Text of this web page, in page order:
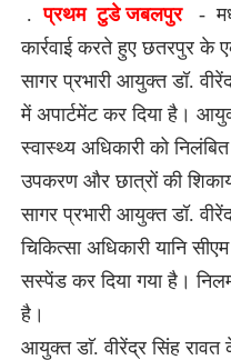
.प्रथमटुडे जबलपुर -
कार्रवाई करते हुए छतरपुर के
सागर प्रभारी आयुक्त डॉ.
में अपार्टमेंट कर दिया है।
स्वास्थ्य अधिकारी को
उपकरण और छात्रों की
सागर प्रभारी आयुक्त डॉ.
चिकित्सा अधिकारी यानि
सस्पेंड कर दिया गया है।
है।
आयुक्त डाॅ. वीरेंद्र सिंह